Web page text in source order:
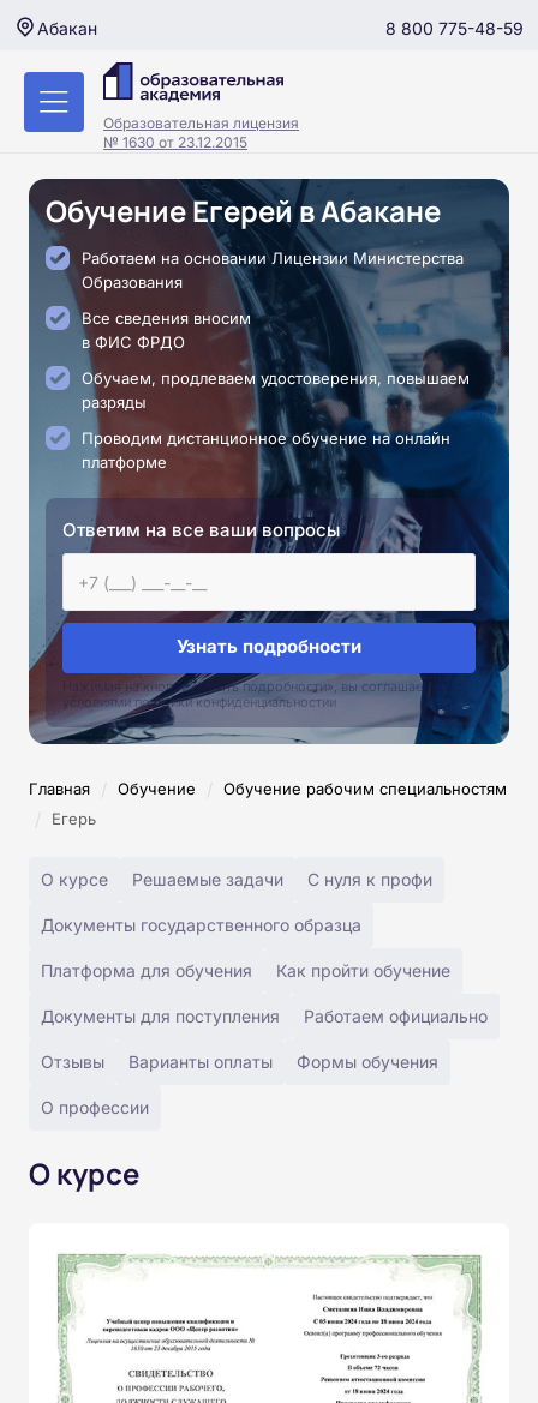
Абакан 8 800 775-48-59
Образовательная лицензия
№ 1630 от 23.12.2015
Обучение Егерей в Абакане
Работаем на основании Лицензии Министерства
Образования
Все сведения вносим
в ФИС ФРДО
Обучаем, продлеваем удостоверения, повышаем
разряды
Проводим дистанционное обучение на онлайн
платформе
Ответим на все ваши вопросы
Узнать подробности
Нажимая на кнопку «Узнать подробности», вы соглашаетесь с
условиями политики конфиденциальностии
Главная / Обучение / Обучение рабочим специальностям
/ Егерь
О курсе Решаемые задачи С нуля к профи
Документы государственного образца
Платформа для обучения Как пройти обучение
Документы для поступления Работаем официально
Отзывы Варианты оплаты Формы обучения
О профессии
О курсе